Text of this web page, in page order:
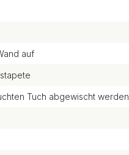
auf
Tuch abgewischt werden